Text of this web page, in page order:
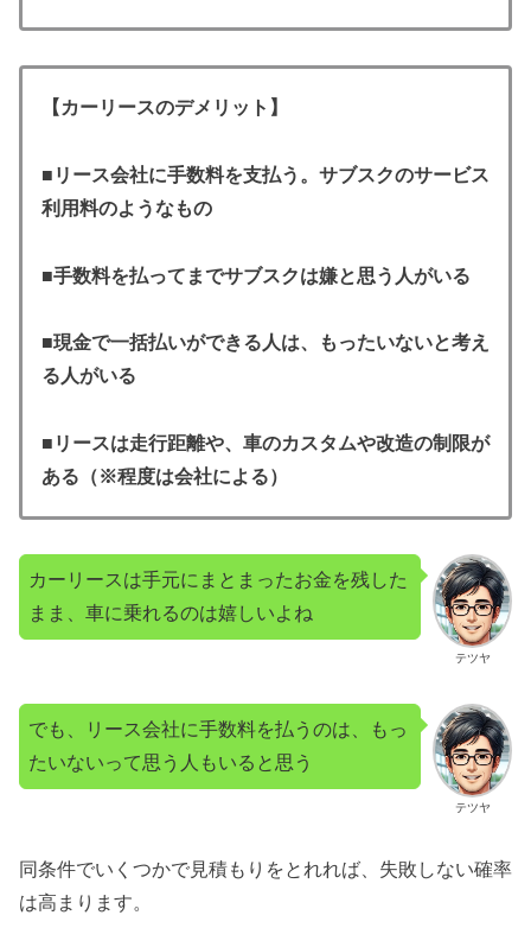
【カーリースのデメリット】
■ リース会社に手数料を支払う。サブスクのサービス
利用料のようなもの
■手数料を払ってまでサブスクは嫌と思う人がいる
■現金で一括払いができる人は、もったいないと考え
る人がいる
■リースは走行距離や、車のカスタムや改造の制限が
ある（※程度は会社による）
テツヤ
カーリースは手元にまとまったお金を残した
まま、車に乗れるのは嬉しいよね
テツヤ
でも、リース会社に手数料を払うのは、もっ
たいないって思う人もいると思う
同条件でいくつかで見積もりをとれれば、失敗しない確率
は高まります。